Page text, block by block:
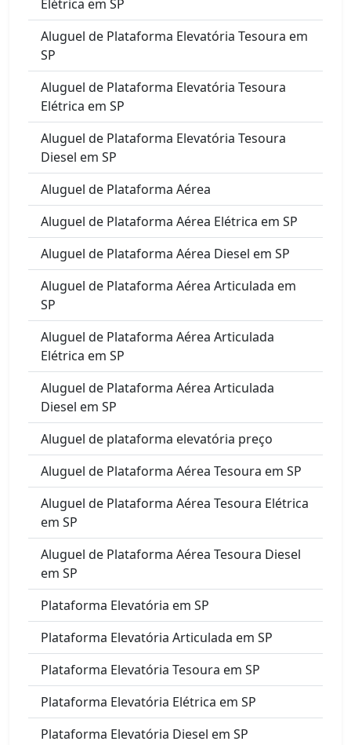
Elétrica em SP
Aluguel de Plataforma Elevatória Tesoura em
SP
Aluguel de Plataforma Elevatória Tesoura
Elétrica em SP
Aluguel de Plataforma Elevatória Tesoura
Diesel em SP
Aluguel de Plataforma Aérea
Aluguel de Plataforma Aérea Elétrica em SP
Aluguel de Plataforma Aérea Diesel em SP
Aluguel de Plataforma Aérea Articulada em
SP
Aluguel de Plataforma Aérea Articulada
Elétrica em SP
Aluguel de Plataforma Aérea Articulada
Diesel em SP
Aluguel de plataforma elevatória preço
Aluguel de Plataforma Aérea Tesoura em SP
Aluguel de Plataforma Aérea Tesoura Elétrica
em SP
Aluguel de Plataforma Aérea Tesoura Diesel
em SP
Plataforma Elevatória em SP
Plataforma Elevatória Articulada em SP
Plataforma Elevatória Tesoura em SP
Plataforma Elevatória Elétrica em SP
Plataforma Elevatória Diesel em SP